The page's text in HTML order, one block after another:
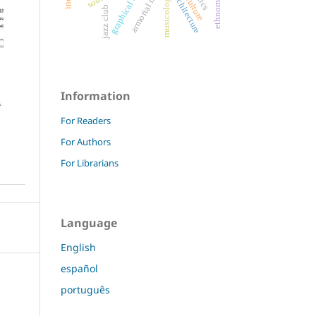
musicology
jazz club
Information
For Readers
For Authors
For Librarians
Language
English
español
português